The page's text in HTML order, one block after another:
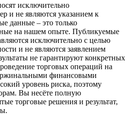
исключительно
и не являются указанием к
данные – это только
на нашем опыте. Публикуемые
исключительно с целью
и не являются заявлением
не гарантируют конкретных
торговых операций на
финансовыми
уровень риска, поэтому
Вы несёте полную
торговые решения и результат,